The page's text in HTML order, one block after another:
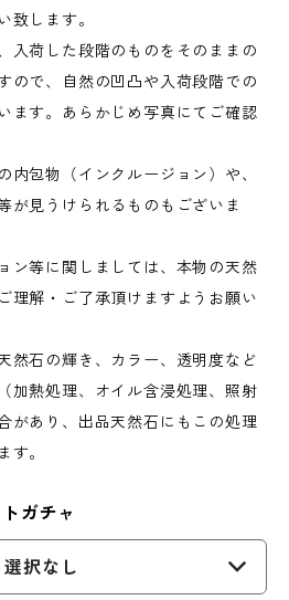
致します。
入荷した段階のものをそのままの
ので、自然の凹凸や入荷段階での
ます。あらかじめ写真にてご確認
内包物（インクルージョン）や、
が見うけられるものもございま
ン等に関しましては、本物の天然
理解・ご了承頂けますようお願い
然石の輝き、カラー、透明度など
加熱処理、オイル含浸処理、照射
があり、出品天然石にもこの処理
す。
ガチャ
選択なし